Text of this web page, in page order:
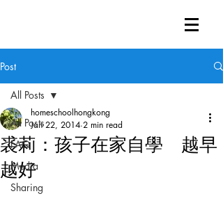
Post
All Posts
FAQ
Media
Sharing
All Posts
裘莉：孩子在家自學 越早
越好
homeschoolhongkong
Jan 22, 2014 2 min read